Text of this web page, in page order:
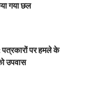
गया छल
पर हमले के
उपवास